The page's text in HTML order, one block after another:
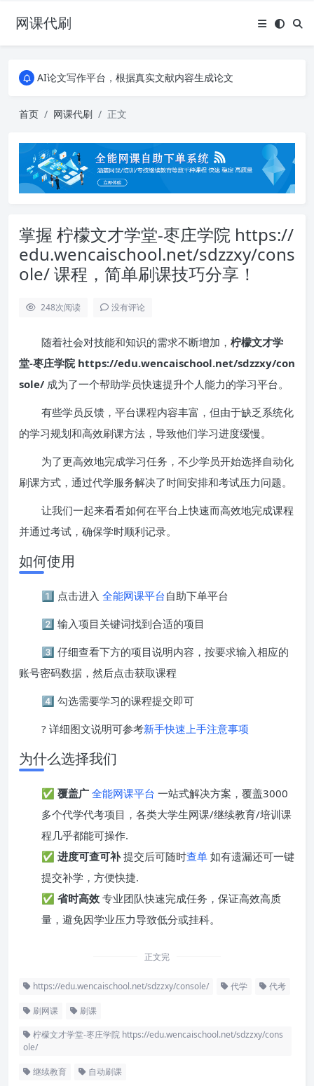
网课代刷
全能网课平台，大学生网课、成教、培训、继续教育。现已接入代刷代考项目3000+
首页 网课代刷 正文
掌握 柠檬文才学堂-枣庄学院 https://
edu.wencaischool.net/sdzzxy/cons
ole/ 课程，简单刷课技巧分享！
248次阅读 没有评论
随着社会对技能和知识的需求不断增加， 柠檬文才学
堂-枣庄学院 https://edu.wencaischool.net/sdzzxy/con
sole/ 成为了一个帮助学员快速提升个人能力的学习平台。
有些学员反馈，平台课程内容丰富，但由于缺乏系统化
的学习规划和高效刷课方法，导致他们学习进度缓慢。
为了更高效地完成学习任务，不少学员开始选择自动化
刷课方式，通过代学服务解决了时间安排和考试压力问题。
让我们一起来看看如何在平台上快速而高效地完成课程
并通过考试，确保学时顺利记录。
如何使用
1️⃣ 点击进入 全能网课平台自助下单平台
2️⃣ 输入项目关键词找到合适的项目
3️⃣ 仔细查看下方的项目说明内容，按要求输入相应的
账号密码数据，然后点击获取课程
4️⃣ 勾选需要学习的课程提交即可
? 详细图文说明可参考新手快速上手注意事项
为什么选择我们
✅ 覆盖广 全能网课平台 一站式解决方案，覆盖3000
多个代学代考项目，各类大学生网课/继续教育/培训课
程几乎都能可操作.
✅ 进度可查可补提交后可随时查单 如有遗漏还可一键
提交补学，方便快捷.
✅ 省时高效 专业团队快速完成任务，保证高效高质
量，避免因学业压力导致低分或挂科。
正文完
https://edu.wencaischool.net/sdzzxy/console/ 代学 代考
刷网课
刷课
柠檬文才学堂-枣庄学院 https://edu.wencaischool.net/sdzzxy/cons
ole/
继续教育 自动刷课